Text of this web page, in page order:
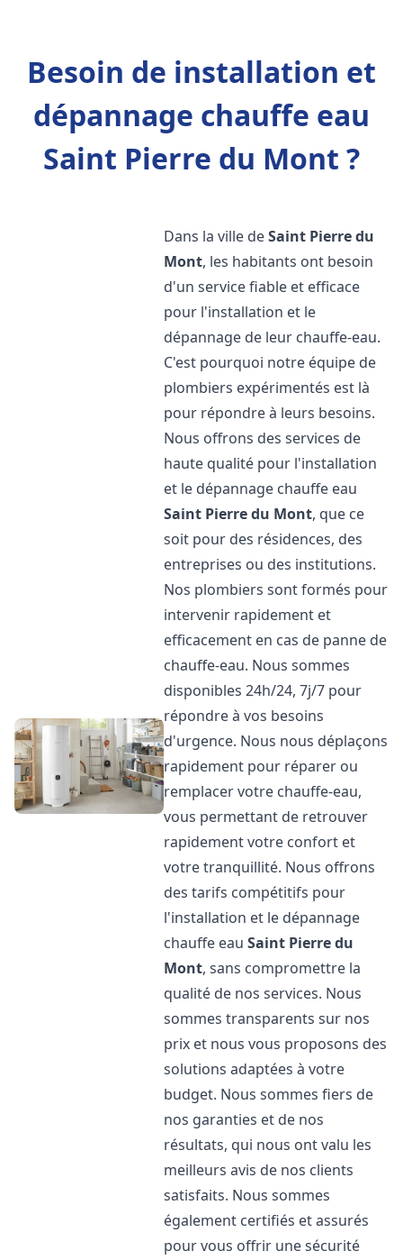
Besoin de installation et
dépannage chauffe eau
Saint Pierre du Mont ?
Dans la ville deSaint Pierre du
Mont, les habitants ont besoin
d'un service fiable et efficace
pour l'installation et le
dépannage de leur chauffe-eau.
C'est pourquoi notre équipe de
plombiers expérimentés est là
pour répondre à leurs besoins.
Nous offrons des services de
haute qualité pour l'installation
et le dépannage chauffe eau
Saint Pierre du Mont, que ce
soit pour des résidences, des
entreprises ou des institutions.
Nos plombiers sont formés pour
intervenir rapidement et
efficacement en cas de panne de
chauffe-eau. Nous sommes
disponibles 24h/24, 7j/7 pour
répondre à vos besoins
d'urgence. Nous nous déplaçons
rapidement pour réparer ou
remplacer votre chauffe-eau,
vous permettant de retrouver
rapidement votre confort et
votre tranquillité. Nous offrons
des tarifs compétitifs pour
l'installation et le dépannage
chauffe eauSaint Pierre du
Mont, sans compromettre la
qualité de nos services. Nous
sommes transparents sur nos
prix et nous vous proposons des
solutions adaptées à votre
budget. Nous sommes fiers de
nos garanties et de nos
résultats, qui nous ont valu les
meilleurs avis de nos clients
satisfaits. Nous sommes
également certifiés et assurés
pour vous offrir une sécurité